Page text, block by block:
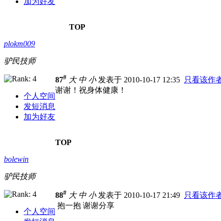
TOP
plokm009
驴民技师
个人空间
发短消息
加为好友
87# 大 中 小发表于 2010-10-17 12:35 只看该作
谢谢！祝身体健康！
TOP
bolewin
驴民技师
个人空间
88# 大 中 小发表于 2010-10-17 21:49 只看该作
抱一抱 谢谢分享